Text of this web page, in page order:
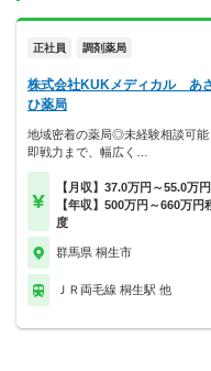
正社員 調剤薬局
株式会社KUKメディカル あ
ひ薬局
地域密着の薬局◎未経験相談可能
即戦力まで、幅広く…
【月収】37.0万円～55.0万円
【年収】500万円～660万円
度
群馬県 桐生市
ＪＲ両毛線 桐生駅 他